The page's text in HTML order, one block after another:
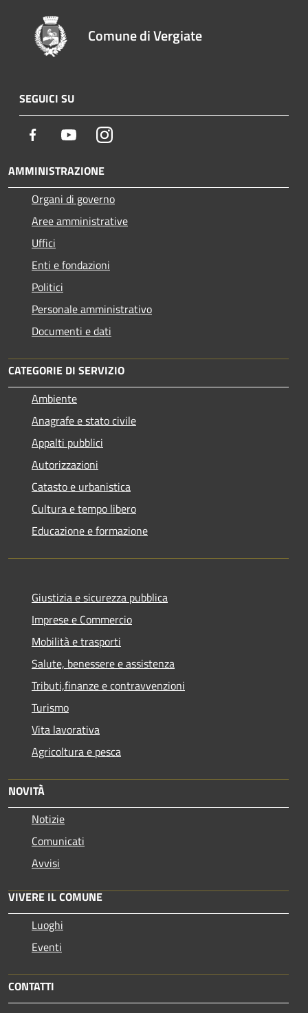
Comune di Vergiate
SEGUICI SU
Facebook YoutubeInstagram
AMMINISTRAZIONE
Organi di governo
Aree amministrative
Uffici
Enti e fondazioni
Politici
Personale amministrativo
Documenti e dati
CATEGORIE DI SERVIZIO
Ambiente
Anagrafe e stato civile
Appalti pubblici
Autorizzazioni
Catasto e urbanistica
Cultura e tempo libero
Educazione e formazione
Giustizia e sicurezza pubblica
Imprese e Commercio
Mobilità e trasporti
Salute, benessere e assistenza
Tributi,finanze e contravvenzioni
Turismo
Vita lavorativa
Agricoltura e pesca
NOVITÀ
Notizie
Comunicati
Avvisi
VIVERE IL COMUNE
Luoghi
Eventi
CONTATTI